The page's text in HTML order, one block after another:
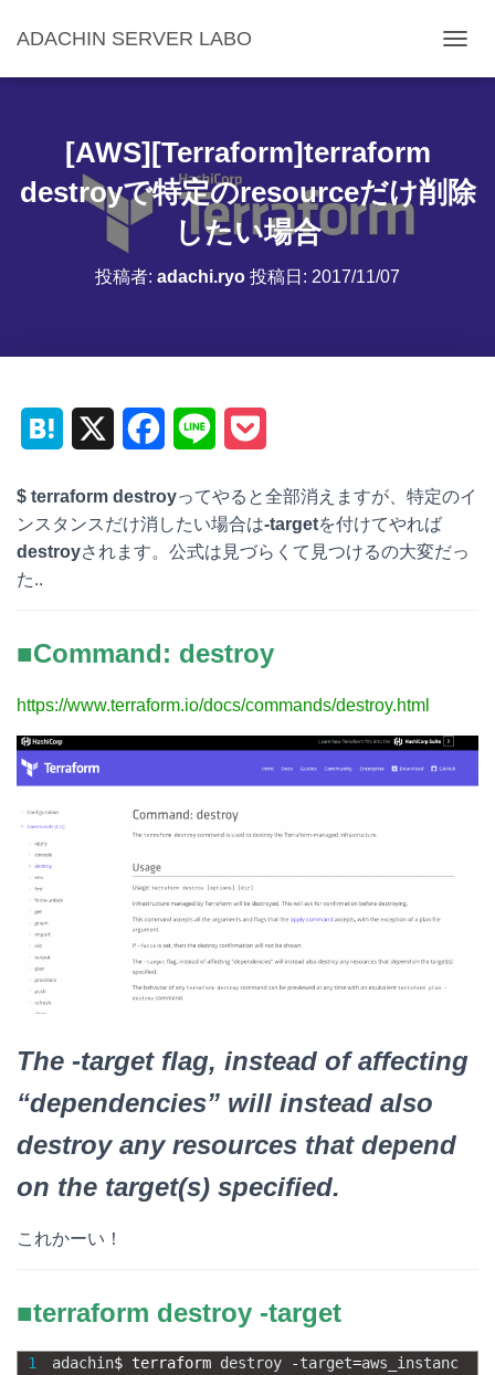
ADACHIN SERVER LABO
ビ
ン
を
[AWS][Terraform]terraform
destroyで特定のresourceだけ削除
したい場合
投稿者: adachi.ryo 投稿日: 2017/11/07
e
c
e
n
e k
$ terraform destroyってやると全部消えますが、特定のイ
ンスタンスだけ消したい場合は-targetを付けてやれば
destroyされます。公式は見づらくて見つけるの大変だっ
た..
■Command: destroy
https://www.terraform.io/docs/commands/destroy.html
The -target flag, instead of affecting
“dependencies” will instead also
destroy any resources that depend
on the target(s) specified.
これかーい！
■terraform destroy -target
1 adachin$ terraform destroy -target=aws_instanc